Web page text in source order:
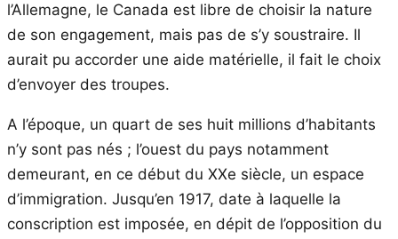
l’Allemagne, le Canada est libre de choisir la nature
de son engagement, mais pas de s’y soustraire. Il
aurait pu accorder une aide matérielle, il fait le choix
d’envoyer des troupes.
A l’époque, un quart de ses huit millions d’habitants
n’y sont pas nés ; l’ouest du pays notamment
demeurant, en ce début du XXe siècle, un espace
d’immigration. Jusqu’en 1917, date à laquelle la
conscription est imposée, en dépit de l’opposition du